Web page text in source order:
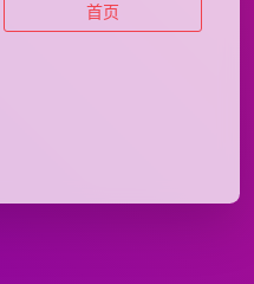
首页